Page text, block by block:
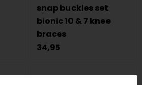
snap buckles set
bionic 10 & 7 knee
braces
34,95